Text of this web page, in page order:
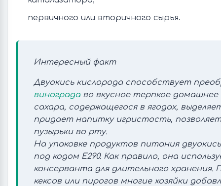
первичного или вторичного сырья.
Интересный факт
Двуокись кислорода способствует
винограда во вкусное терпкое
сахара, содержащегося в ягодах,
придает напитку игристость,
пузырьки во рту.
На упаковке продуктов питания
под кодом Е290. Как правило, она
консерванта для длительного хранения.
кексов или пирогов многие хозяйки